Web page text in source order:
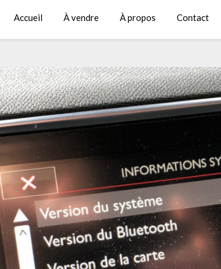
Accueil À vendre À propos Contact